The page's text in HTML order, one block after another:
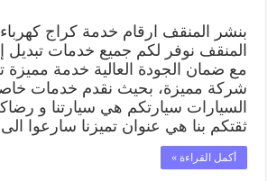
بنشر المنقف ارقام خدمة كراج
المنقف نوفر لكم جميع خدمات تبديل
مع ضمان الجودة العالية خدمة
شركة مميزة، بحيث نقدم خدمات
السيارات سيارتكم هي سيارتنا و
ثقتكم بنا هي عنوان تميزنا سارعوا
أكمل القراءة »